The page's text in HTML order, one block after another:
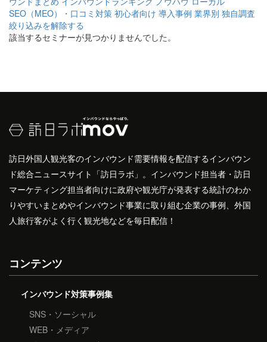
SEO（MEO）・口コミ対策 初心者向け 導入事例 業界別 独自調査
絞り込みを解除する
該当するセミナーが見つかりませんでした。
訪日外国人観光客のインバウンド需要情報を配信するインバウン
ド総合ニュースサイト「訪日ラボ」。インバウンド担当者・訪日
マーケティング担当者向けに政府や観光庁が発表する統計のわか
りやすいまとめやインバウンド事業に取り組む企業の事例、外国
人旅行客がよく行く観光地などを毎日配信！
コンテンツ
インバウンド対策事例集
SNS・ソーシャル
WEB・メディア